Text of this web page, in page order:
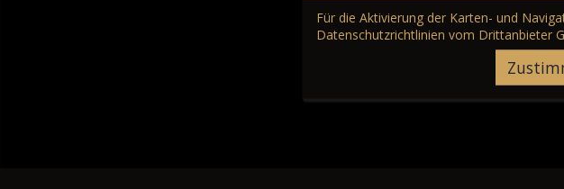
Für die Aktivierung der Karten- und
Datenschutzrichtlinien vom Drittanbieter